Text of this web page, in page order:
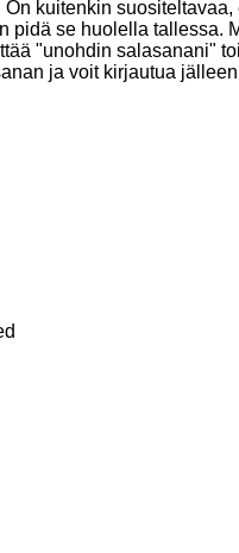
kuitenkin
se huolella
"unohdin salasanani"
ja voit kirjautua